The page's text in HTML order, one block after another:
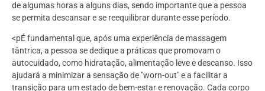
de algumas horas a alguns dias, sendo importante que a pessoa
se permita descansar e se reequilibrar durante esse período.
<pÉ fundamental que, após uma experiência de massagem
tântrica, a pessoa se dedique a práticas que promovam o
autocuidado, como hidratação, alimentação leve e descanso. Isso
ajudará a minimizar a sensação de "worn-out" e a facilitar a
transição para um estado de bem-estar e renovação. Cada corpo